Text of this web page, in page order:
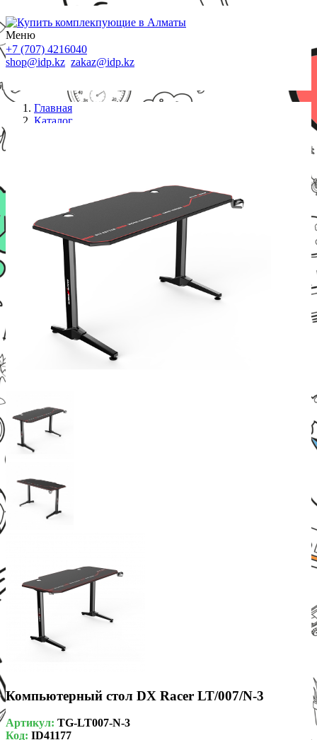
Меню
+7 (707) 4216040
shop@idp.kz zakaz@idp.kz
Главная
Каталог
Компьютерный стол DX Racer LT/007/N-3
Артикул: TG-LT007-N-3
Код: ID41177